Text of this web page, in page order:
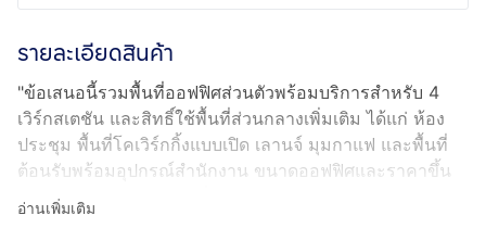
รายละเอียดสินค้า
"ข้อเสนอนี้รวมพื้นที่ออฟฟิศส่วนตัวพร้อมบริการสำหรับ 4
เวิร์กสเตชัน และสิทธิ์ใช้พื้นที่ส่วนกลางเพิ่มเติม ได้แก่ ห้อง
ประชุม พื้นที่โคเวิร์กกิ้งแบบเปิด เลานจ์ มุมกาแฟ และพื้นที่
ต้อนรับพร้อมอุปกรณ์สำนักงาน ขนาดออฟฟิศและราคาขึ้น
อยู่กับห้องว่างและอาจเปลี่ยนแปลงได้
อ่านเพิ่มเติม